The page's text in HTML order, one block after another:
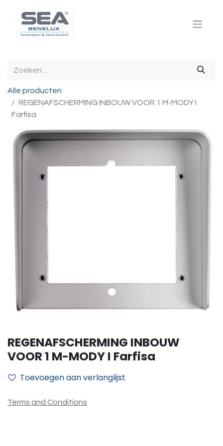
Alle producten
REGENAFSCHERMING INBOUW VOOR 1 M-MODY I
Farfisa
REGENAFSCHERMING INBOUW
VOOR 1 M-MODY I Farfisa
Toevoegen aan verlanglijst
Terms and Conditions